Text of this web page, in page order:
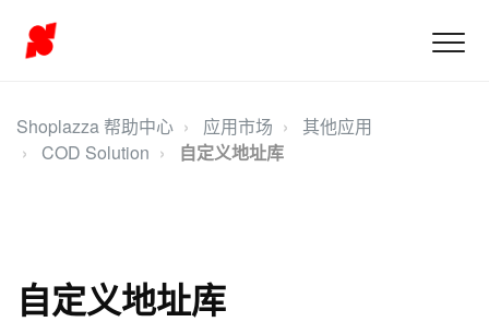
Shoplazza 帮助中心 应用市场
其他应用
COD Solution
自定义地址库
自定义地址库